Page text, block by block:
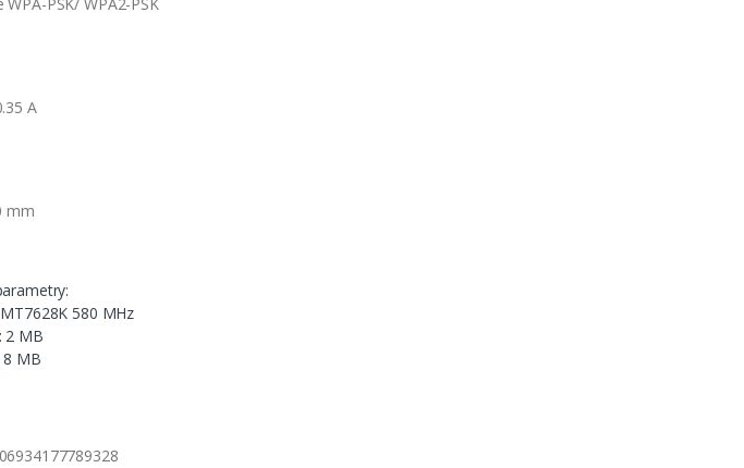
WPA-PSK/ WPA2-PSK
A
mm
580 MHz
2 MB
8 MB